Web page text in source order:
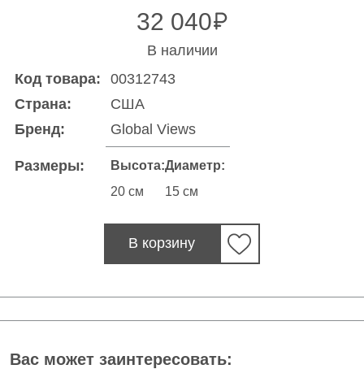
32 040
В наличии
Код товара:
00312743
Страна:
США
Бренд:
Global Views
Размеры:
Высота:
20 см
Диаметр:
15 см
В корзину
Вас может заинтересовать: